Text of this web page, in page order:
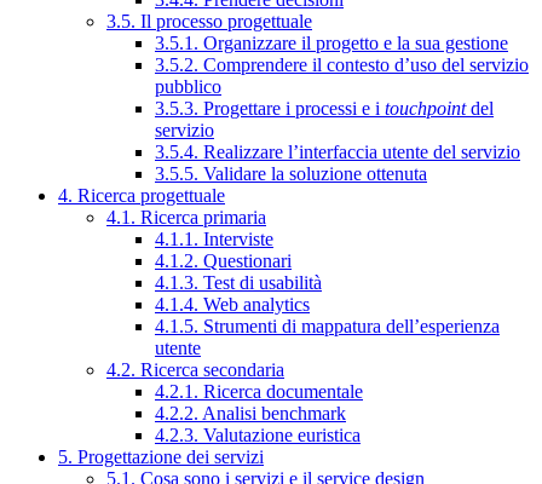
3.5. Il processo progettuale
3.5.1. Organizzare il progetto e la sua gestione
3.5.2. Comprendere il contesto d’uso del servizio
pubblico
3.5.3. Progettare i processi e i touchpointdel
servizio
3.5.4. Realizzare l’interfaccia utente del servizio
3.5.5. Validare la soluzione ottenuta
4. Ricerca progettuale
4.1. Ricerca primaria
4.1.1. Interviste
4.1.2. Questionari
4.1.3. Test di usabilità
4.1.4. Web analytics
4.1.5. Strumenti di mappatura dell’esperienza
utente
4.2. Ricerca secondaria
4.2.1. Ricerca documentale
4.2.2. Analisi benchmark
4.2.3. Valutazione euristica
5. Progettazione dei servizi
5.1. Cosa sono i servizi e il service design